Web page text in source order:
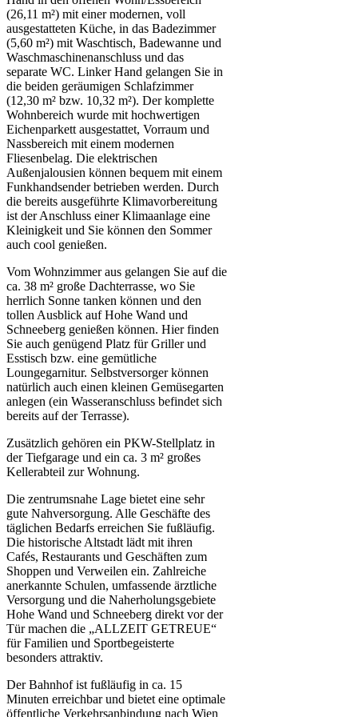
(26,11 m²) mit einer modernen, voll
ausgestatteten Küche, in das Badezimmer
(5,60 m²) mit Waschtisch, Badewanne und
Waschmaschinenanschluss und das
separate WC. Linker Hand gelangen Sie in
die beiden geräumigen Schlafzimmer
(12,30 m² bzw. 10,32 m²). Der komplette
Wohnbereich wurde mit hochwertigen
Eichenparkett ausgestattet, Vorraum und
Nassbereich mit einem modernen
Fliesenbelag. Die elektrischen
Außenjalousien können bequem mit einem
Funkhandsender betrieben werden. Durch
die bereits ausgeführte Klimavorbereitung
ist der Anschluss einer Klimaanlage eine
Kleinigkeit und Sie können den Sommer
auch cool genießen.
Vom Wohnzimmer aus gelangen Sie auf die
ca. 38 m² große Dachterrasse, wo Sie
herrlich Sonne tanken können und den
tollen Ausblick auf Hohe Wand und
Schneeberg genießen können. Hier finden
Sie auch genügend Platz für Griller und
Esstisch bzw. eine gemütliche
Loungegarnitur. Selbstversorger können
natürlich auch einen kleinen Gemüsegarten
anlegen (ein Wasseranschluss befindet sich
bereits auf der Terrasse).
Zusätzlich gehören ein PKW-Stellplatz in
der Tiefgarage und ein ca. 3 m² großes
Kellerabteil zur Wohnung.
Die zentrumsnahe Lage bietet eine sehr
gute Nahversorgung. Alle Geschäfte des
täglichen Bedarfs erreichen Sie fußläufig.
Die historische Altstadt lädt mit ihren
Cafés, Restaurants und Geschäften zum
Shoppen und Verweilen ein. Zahlreiche
anerkannte Schulen, umfassende ärztliche
Versorgung und die Naherholungsgebiete
Hohe Wand und Schneeberg direkt vor der
Tür machen die „ALLZEIT GETREUE“
für Familien und Sportbegeisterte
besonders attraktiv.
Der Bahnhof ist fußläufig in ca. 15
Minuten erreichbar und bietet eine optimale
öffentliche Verkehrsanbindung nach Wien